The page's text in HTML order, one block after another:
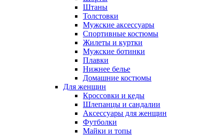
Штаны
Толстовки
Мужские аксессуары
Спортивные костюмы
Жилеты и куртки
Мужские ботинки
Плавки
Нижнее белье
Домашние костюмы
Для женщин
Кроссовки и кеды
Шлепанцы и сандалии
Аксессуары для женщин
Футболки
Майки и топы